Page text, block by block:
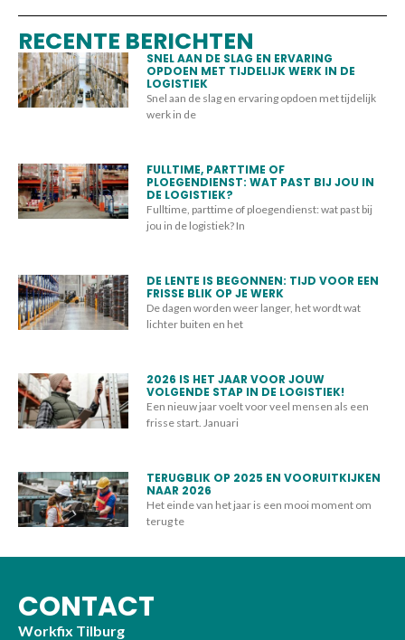
RECENTE BERICHTEN
SNEL AAN DE SLAG EN ERVARING
OPDOEN MET TIJDELIJK WERK IN DE
LOGISTIEK
Snel aan de slag en ervaring opdoen met tijdelijk
werk in de
FULLTIME, PARTTIME OF
PLOEGENDIENST: WAT PAST BIJ JOU IN
DE LOGISTIEK?
Fulltime, parttime of ploegendienst: wat past bij
jou in de logistiek? In
DE LENTE IS BEGONNEN: TIJD VOOR EEN
FRISSE BLIK OP JE WERK
De dagen worden weer langer, het wordt wat
lichter buiten en het
2026 IS HET JAAR VOOR JOUW
VOLGENDE STAP IN DE LOGISTIEK!
Een nieuw jaar voelt voor veel mensen als een
frisse start. Januari
TERUGBLIK OP 2025 EN VOORUITKIJKEN
NAAR 2026
Het einde van het jaar is een mooi moment om
terug te
CONTACT
Workfix Tilburg